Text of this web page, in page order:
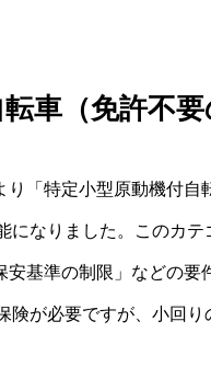
車（免許不要
「特定小型原動機付
になりました。このカ
安基準の制限」などの
険が必要ですが、小回り